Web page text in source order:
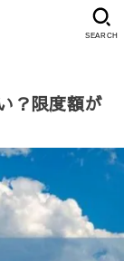
SEARCH
？限度額が